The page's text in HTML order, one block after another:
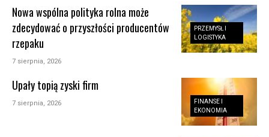
PRZEMYSŁ I
LOGISTYKA
Nowa wspólna polityka rolna może
zdecydować o przyszłości producentów
rzepaku
7 sierpnia, 2026
FINANSE I
EKONOMIA
Upały topią zyski firm
7 sierpnia, 2026